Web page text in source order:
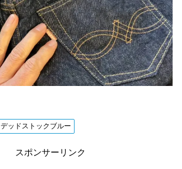
デッドストックブルー
スポンサーリンク